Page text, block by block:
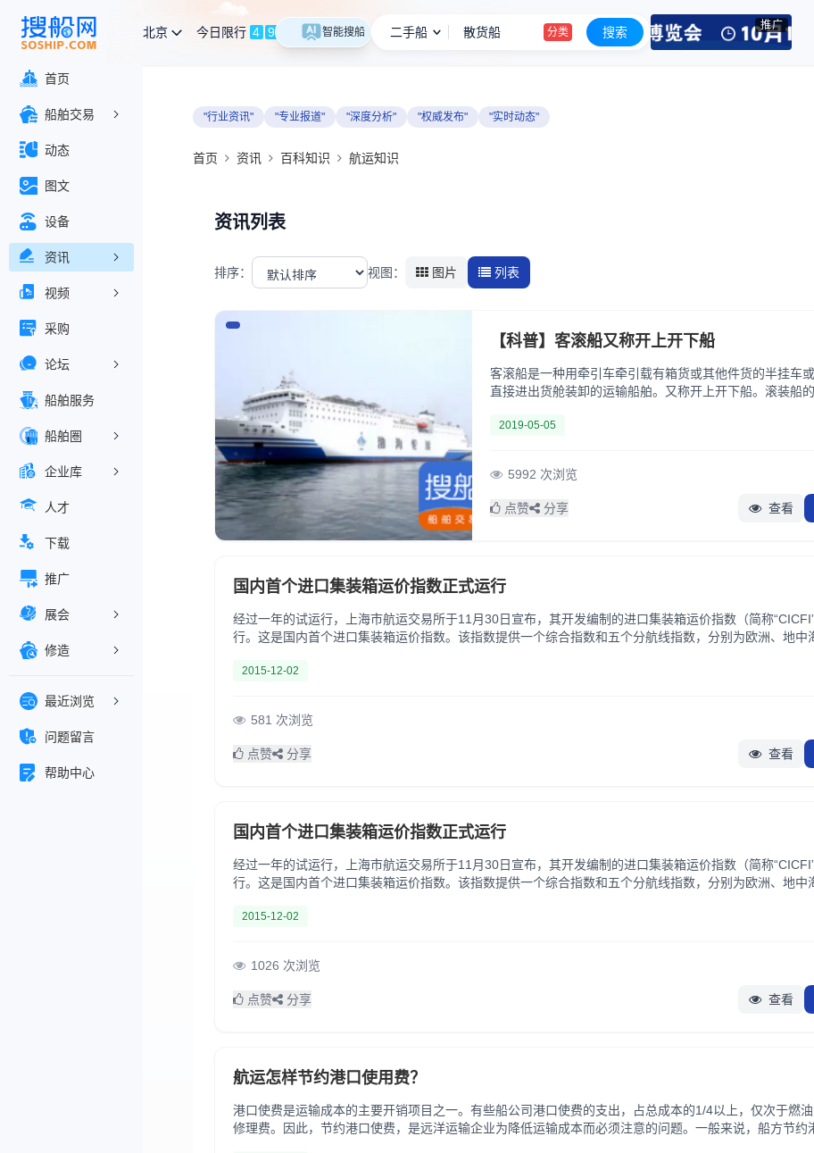
"行业资讯" "专业报道" "深度分析" "权威发布" "实时动态"
首页 资讯 百科知识 航运知识
资讯列表
排序： 视图： 图片 列表
【科普】客滚船又称开上开下船
客滚船是一种用牵引车牵引载有箱货或其他件货的半挂车
直接进出货舱装卸的运输船舶。又称开上开下船。滚装船的
2019-05-05
5992 次浏览
点赞 分享 查看
国内首个进口集装箱运价指数正式运行
经过一年的试运行，上海市航运交易所于11月30日宣布，其开发编制的进口集装箱运价指数（简称
行。这是国内首个进口集装箱运价指数。该指数提供一个综合指数和五个分航线指数，分别为欧洲、地中
2015-12-02
581 次浏览
点赞 分享 查看
国内首个进口集装箱运价指数正式运行
经过一年的试运行，上海市航运交易所于11月30日宣布，其开发编制的进口集装箱运价指数（简称
行。这是国内首个进口集装箱运价指数。该指数提供一个综合指数和五个分航线指数，分别为欧洲、地中
2015-12-02
1026 次浏览
点赞 分享 查看
航运怎样节约港口使用费？
港口使费是运输成本的主要开销项目之一。有些船公司港口使费的支出，占总成本的1/4以上，仅次于燃
修理费。因此，节约港口使费，是远洋运输企业为降低运输成本而必须注意的问题。一般来说，船方节约
北京 多云 智能搜船 二手船 散货船 分类 搜索 推广
首页
船舶交易
动态
图文
设备
资讯
视频
采购
论坛
船舶服务
船舶圏
企业库
人才
下载
推广
展会
修造
最近浏览
问题留言
帮助中心